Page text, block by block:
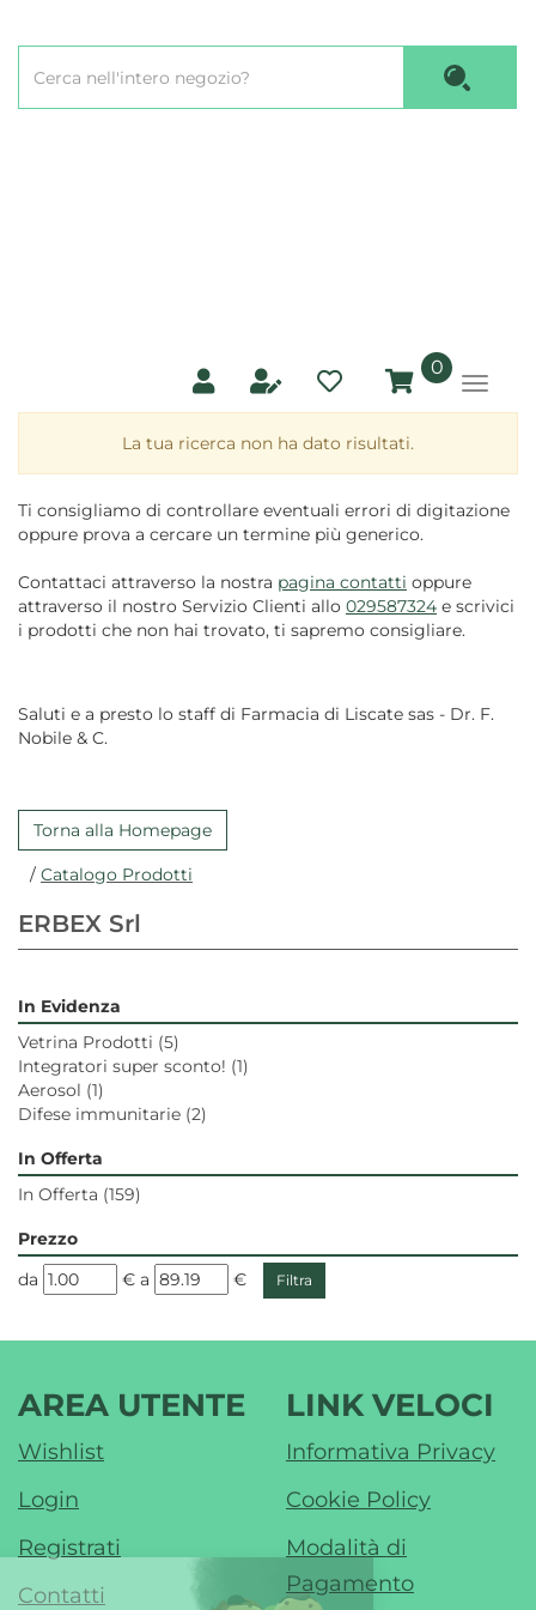
principale
Prodotto
0prodotti
inseriti
La tua ricerca non ha dato risultati.
Ti consigliamo di controllare eventuali errori di digitazione
oppure prova a cercare un termine più generico.
Contattaci attraverso la nostra pagina contatti oppure
attraverso il nostro Servizio Clienti allo 029587324 e scrivici
i prodotti che non hai trovato, ti sapremo consigliare.
Saluti e a presto lo staff di Farmacia di Liscate sas - Dr. F.
Nobile & C.
Torna alla Homepage
/ Catalogo Prodotti
ERBEX Srl
In Evidenza
Vetrina Prodotti (5)
Integratori super sconto! (1)
Aerosol (1)
Difese immunitarie (2)
In Offerta
In Offerta (159)
Prezzo
filtra
da € filtra
a €
AREA UTENTE
Wishlist
Login
Registrati
Contatti
LINK VELOCI
Informativa Privacy
Cookie Policy
Modalità di
Pagamento